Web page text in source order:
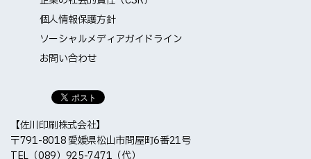
個人情報保護方針
ソーシャルメディアガイドライン
お問い合わせ
【佐川印刷株式会社】
〒791-8018 愛媛県松山市問屋町6番21号
TEL （089）925-7471（代）